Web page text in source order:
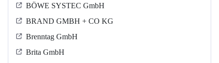
BÖWE SYSTEC GmbH
BRAND GMBH + CO KG
Brenntag GmbH
Brita GmbH